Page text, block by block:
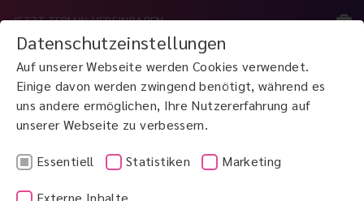
Datenschutzeinstellungen
Auf unserer Webseite werden Cookies verwendet.
Einige davon werden zwingend benötigt, während es
uns andere ermöglichen, Ihre Nutzererfahrung auf
unserer Webseite zu verbessern.
Essentiell Statistiken Marketing
Externe Inhalte
JETZT TERMIN VEREINBAREN
JETZT ANRUFEN0800 3 100 900